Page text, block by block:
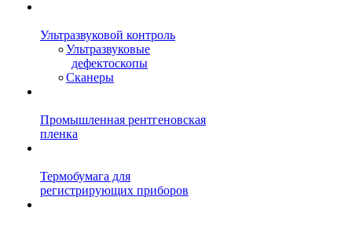
Ультразвуковой контроль
Ультразвуковые
дефектоскопы
Сканеры
Промышленная рентгеновская
пленка
Термобумага для
регистрирующих приборов